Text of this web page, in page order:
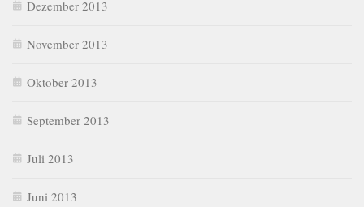
Dezember 2013
November 2013
Oktober 2013
September 2013
Juli 2013
Juni 2013